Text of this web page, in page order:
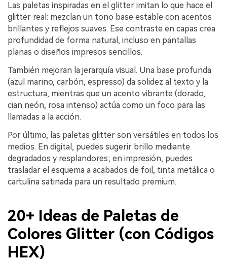
Las paletas inspiradas en el glitter imitan lo que hace el
glitter real: mezclan un tono base estable con acentos
brillantes y reflejos suaves. Ese contraste en capas crea
profundidad de forma natural, incluso en pantallas
planas o diseños impresos sencillos.
También mejoran la jerarquía visual. Una base profunda
(azul marino, carbón, espresso) da solidez al texto y la
estructura, mientras que un acento vibrante (dorado,
cian neón, rosa intenso) actúa como un foco para las
llamadas a la acción.
Por último, las paletas glitter son versátiles en todos los
medios. En digital, puedes sugerir brillo mediante
degradados y resplandores; en impresión, puedes
trasladar el esquema a acabados de foil, tinta metálica o
cartulina satinada para un resultado premium.
20+ Ideas de Paletas de
Colores Glitter (con Códigos
HEX)